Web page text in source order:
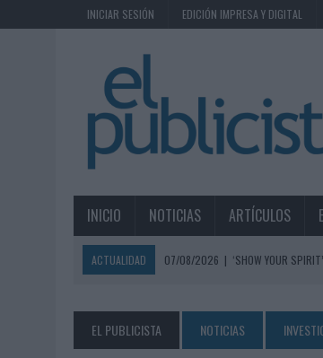
INICIAR SESIÓN EDICIÓN IMPRESA Y DIGITAL
INICIO NOTICIAS ARTÍCULOS
ACTUALIDAD 07/08/2026 | ‘SHOW YOUR
MAHOU REIVINDICA EL RITUAL DE LA
07/08/2026 | MG SPIRIT RELANZA SU MARCA CON
EL PUBLICISTA NOTICIAS